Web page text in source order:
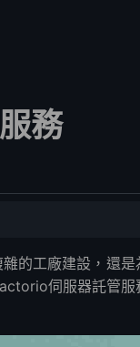
務
的工廠建設，還是
伺服器託管